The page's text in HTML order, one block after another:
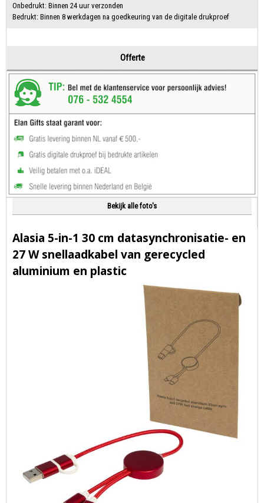
Onbedrukt: Binnen 24 uur verzonden
Bedrukt: Binnen 8 werkdagen na goedkeuring van de digitale drukproef
Offerte
Bekijk alle foto's
Alasia 5-in-1 30 cm datasynchronisatie- en
27 W snellaadkabel van gerecycled
aluminium en plastic